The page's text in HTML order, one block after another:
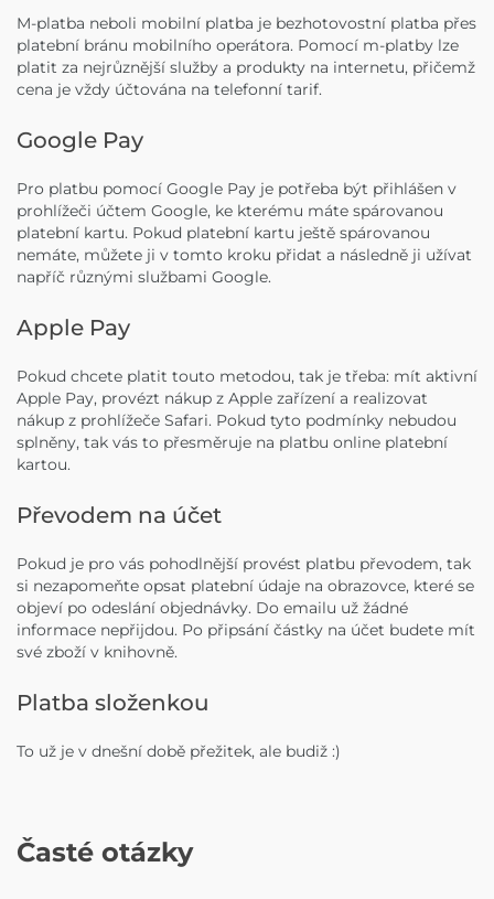
M-platba neboli mobilní platba je bezhotovostní platba přes
platební bránu mobilního operátora. Pomocí m-platby lze
platit za nejrůznější služby a produkty na internetu, přičemž
cena je vždy účtována na telefonní tarif.
Google Pay
Pro platbu pomocí Google Pay je potřeba být přihlášen v
prohlížeči účtem Google, ke kterému máte spárovanou
platební kartu. Pokud platební kartu ještě spárovanou
nemáte, můžete ji v tomto kroku přidat a následně ji užívat
napříč různými službami Google.
Apple Pay
Pokud chcete platit touto metodou, tak je třeba: mít aktivní
Apple Pay, provézt nákup z Apple zařízení a realizovat
nákup z prohlížeče Safari. Pokud tyto podmínky nebudou
splněny, tak vás to přesměruje na platbu online platební
kartou.
Převodem na účet
Pokud je pro vás pohodlnější provést platbu převodem, tak
si nezapomeňte opsat platební údaje na obrazovce, které se
objeví po odeslání objednávky. Do emailu už žádné
informace nepřijdou. Po připsání částky na účet budete mít
své zboží v knihovně.
Platba složenkou
To už je v dnešní době přežitek, ale budiž :)
Časté otázky